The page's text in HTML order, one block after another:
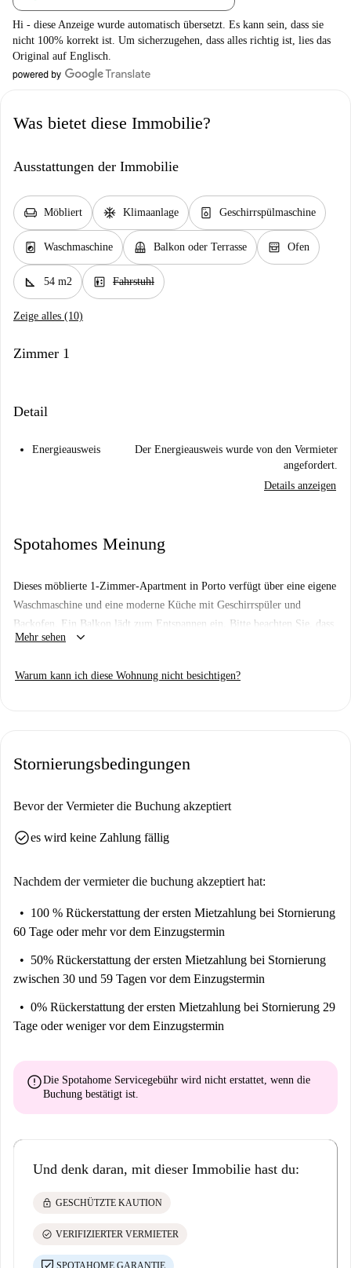
Hi - diese Anzeige wurde automatisch übersetzt. Es kann sein, dass sie
nicht 100% korrekt ist. Um sicherzugehen, dass alles richtig ist, lies das
Original auf Englisch.
Was bietet diese Immobilie?
Ausstattungen der Immobilie
chair Möbliert ac_unit Klimaanlage dishwasher_gen Geschirrspülmaschine
local_laundry_service Waschmaschine balcony Balkon oder Terrasse oven_gen Ofen
square_foot 54 m2 elevator Fahrstuhl
Zeige alles (10)
Zimmer 1
Detail
Energieausweis
Der Energieausweis wurde von den Vermieter
angefordert.
Details anzeigen
Spotahomes Meinung
Dieses möblierte 1-Zimmer-Apartment in Porto verfügt über eine eigene
Waschmaschine und eine moderne Küche mit Geschirrspüler und
Backofen. Ein Balkon lädt zum Entspannen ein. Bitte beachten Sie, dass
das Apartment nicht persönlich von Spotahome geprüft wurde. Alle
Überprüfungsprozess, um Zuverlässigkeit und Vertrauen zu
„Frau mit Rosen“ und das Viertel Bairro da Bouça.
Mehr sehen keyboard_arrow_down
Warum kann ich diese Wohnung nicht besichtigen?
Stornierungsbedingungen
Bevor der Vermieter die Buchung akzeptiert
check_circlees wird keine Zahlung fällig
Nachdem der vermieter die buchung akzeptiert hat:
100 % Rückerstattung der ersten Mietzahlung bei Stornierung
60 Tage oder mehr vor dem Einzugstermin
50% Rückerstattung der ersten Mietzahlung bei Stornierung
zwischen 30 und 59 Tagen vor dem Einzugstermin
0% Rückerstattung der ersten Mietzahlung bei Stornierung 29
Tage oder weniger vor dem Einzugstermin
errorDie Spotahome Servicegebühr wird nicht erstattet, wenn die
Buchung bestätigt ist.
Und denk daran, mit dieser Immobilie hast du:
lock GESCHÜTZTE KAUTION
check_circle VERIFIZIERTER VERMIETER
SPOTAHOME GARANTIE